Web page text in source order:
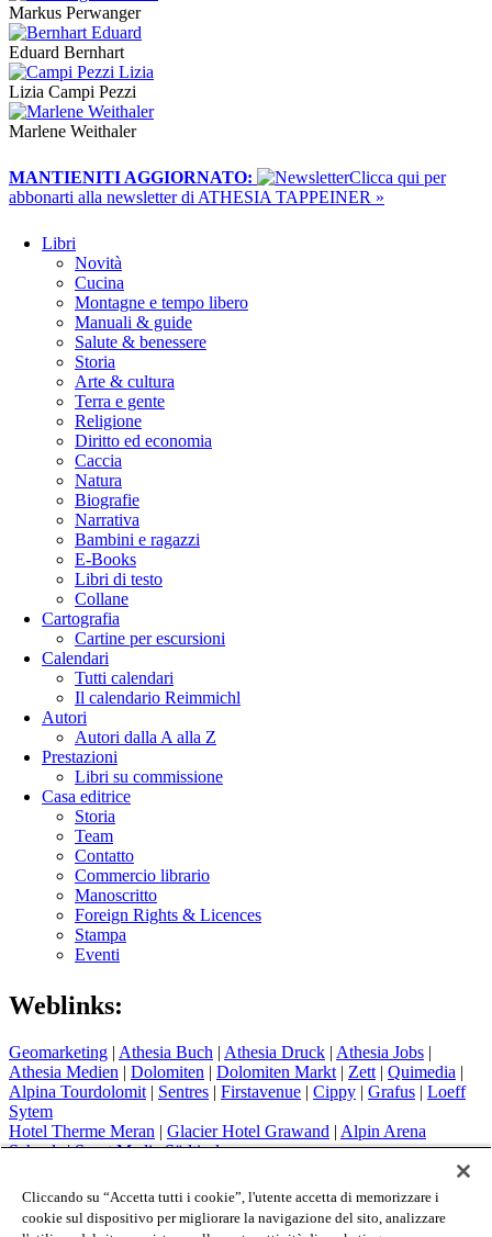
Markus Perwanger
Eduard Bernhart
Lizia Campi Pezzi
Marlene Weithaler
MANTIENITI AGGIORNATO:
​Clicca qui per
abbonarti alla newsletter di ATHESIA TAPPEINER »
Libri
Novità
Cucina
Montagne e tempo libero
Manuali & guide
Salute & benessere
Storia
Arte & cultura
Terra e gente
Religione
Diritto ed economia
Caccia
Natura
Biografie
Narrativa
Bambini e ragazzi
E-Books
Libri di testo
Collane
Cartografia
Cartine per escursioni
Calendari
Tutti calendari
Il calendario Reimmichl
Autori
Autori dalla A alla Z
Prestazioni
Libri su commissione
Casa editrice
Storia
Team
Contatto
Commercio librario
Manoscritto
Foreign Rights & Licences
Stampa
Eventi
Weblinks:
Geomarketing | Athesia Buch | Athesia Druck | Athesia Jobs |
Athesia Medien | Dolomiten | Dolomiten Markt | Zett | Quimedia |
Alpina Tourdolomit | Sentres | Firstavenue | Cippy | Grafus | Loeff
Sytem
Hotel Therme Meran | Glacier Hotel Grawand | Alpin Arena
Schnals|Sport Media Südtirol
Colophon
Privacy Policy
Cliccando su “Accetta tutti i cookie”, l'utente accetta di memorizzare i
cookie sul dispositivo per migliorare la navigazione del sito, analizzare